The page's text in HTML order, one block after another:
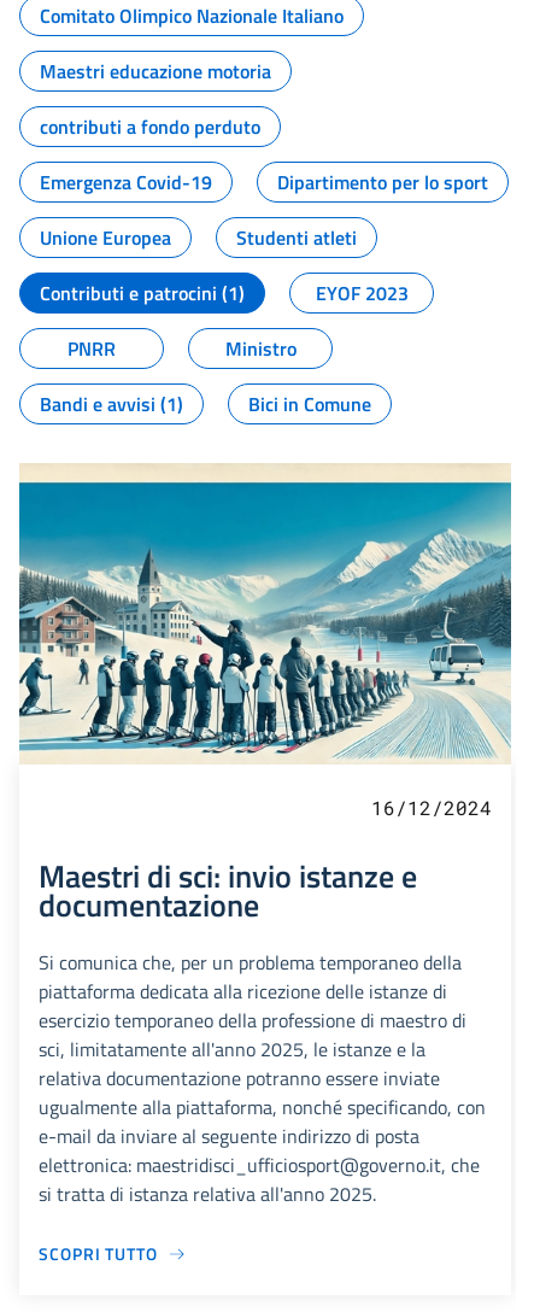
Comitato Olimpico Nazionale Italiano
Maestri educazione motoria
contributi a fondo perduto
Emergenza Covid-19
Dipartimento per lo sport
Unione Europea
Studenti atleti
Contributi e patrocini (1)
EYOF 2023
PNRR
Ministro
Bandi e avvisi (1)
Bici in Comune
16/12/2024
Maestri di sci: invio istanze e
documentazione
Si comunica che, per un problema temporaneo della
piattaforma dedicata alla ricezione delle istanze di
esercizio temporaneo della professione di maestro di
sci, limitatamente all'anno 2025, le istanze e la
relativa documentazione potranno essere inviate
ugualmente alla piattaforma, nonché specificando, con
e-mail da inviare al seguente indirizzo di posta
elettronica: maestridisci_ufficiosport@governo.it, che
si tratta di istanza relativa all'anno 2025.
SCOPRI TUTTO